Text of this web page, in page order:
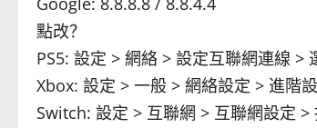
點改？
PS5: 設定 > 網絡 > 設定互聯網連線 >
Xbox: 設定 > 一般 > 網絡設定 > 進階
Switch: 設定 > 互聯網 > 互聯網設定